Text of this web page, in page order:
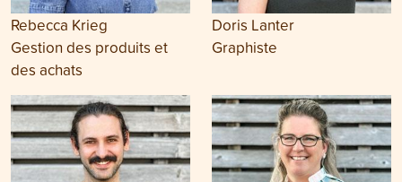
Rebecca Krieg
Gestion des produits et
des achats
Doris Lanter
Graphiste